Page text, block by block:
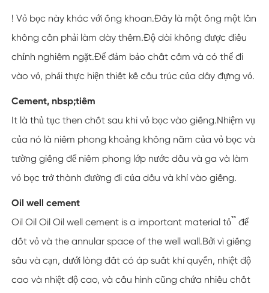
! Vỏ bọc này khác với ống khoan.Đây là một ống một lần
không cần phải làm dày thêm.Độ dài không được điều
chỉnh nghiêm ngặt.Để đảm bảo chất cấm và có thể đi
vào vỏ, phải thực hiện thiết kế cấu trúc của dây đựng vỏ.
Cement, nbsp;tiêm
It là thủ tục then chốt sau khi vỏ bọc vào giếng.Nhiệm vụ
của nó là niêm phong khoảng không năm của vỏ bọc và
tường giếng để niêm phong lớp nước dầu và ga và làm
vỏ bọc trở thành đường đi của dầu và khí vào giếng.
Oil well cement
Oil Oil Oil Oil well cement is a important material tỏ ̉ ̉ để
dốt vỏ và the annular space of the well wall.Bởi vì giếng
sâu và cạn, dưới lòng đất có áp suất khí quyển, nhiệt độ
cao và nhiệt độ cao, và cấu hình cũng chứa nhiều chất